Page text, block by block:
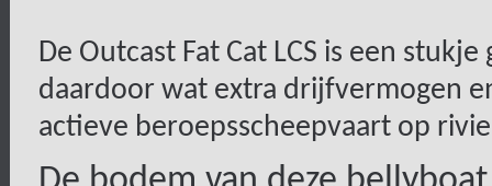
De Outcast Fat Cat LCS is een
daardoor wat extra drijfvermogen
actieve beroepsscheepvaart op